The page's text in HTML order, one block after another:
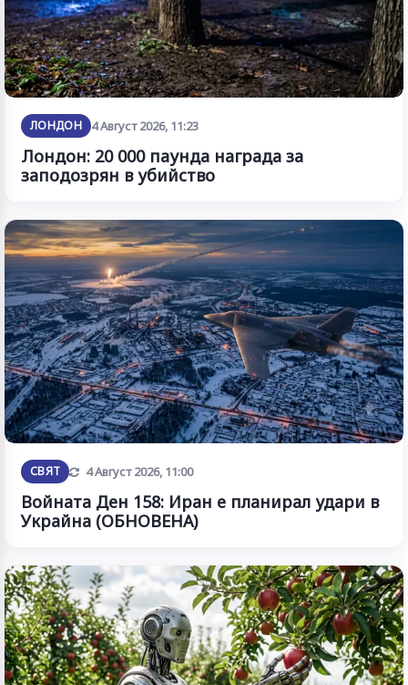
ЛОНДОН 4 Август 2026, 11:23
Лондон: 20 000 паунда награда за
заподозрян в убийство
СВЯТ Обновена
4 Август 2026, 11:00
Войната Ден 158: Иран е планирал удари в
Украйна (ОБНОВЕНА)